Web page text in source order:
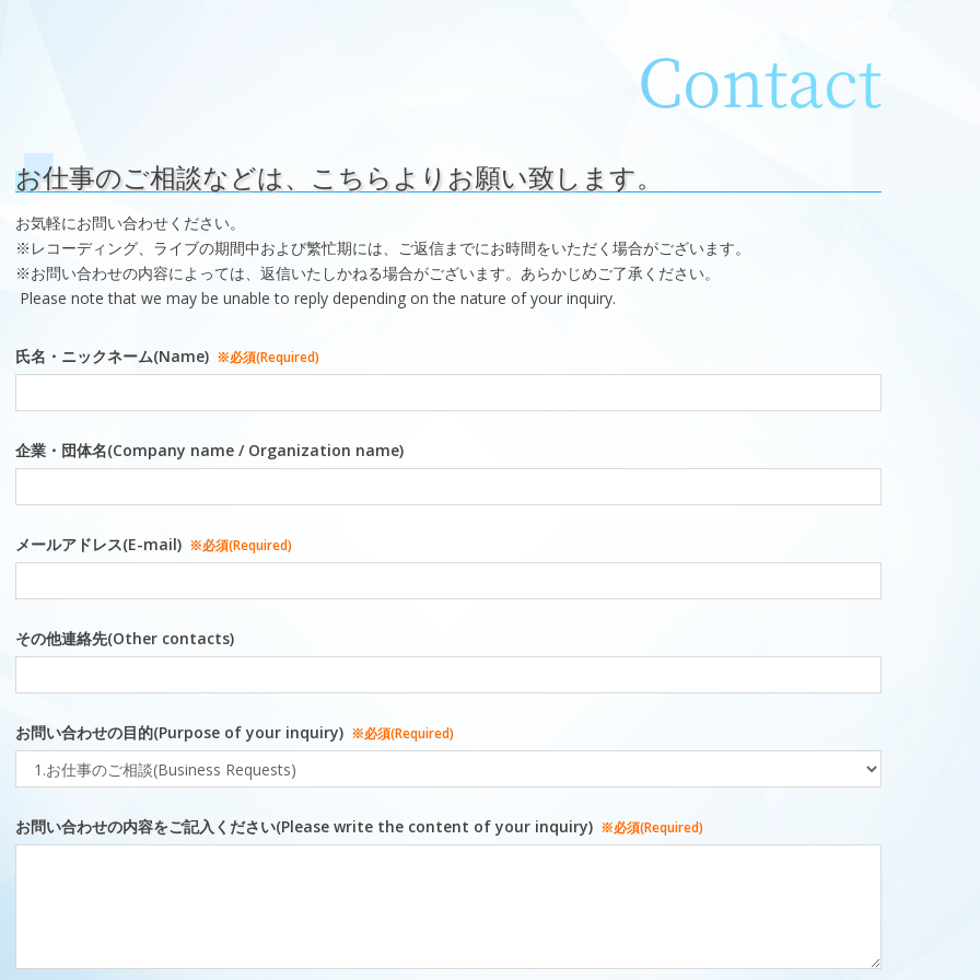
Contact
2019
年
月
9
日
admin
お仕事のご相談などは、こちらよりお願い致します。
お気軽にお問い合わせください。
※レコーディング、ライブの期間中および繁忙期には、ご返信までにお時間をいただく場合がございます。
※お問い合わせの内容によっては、返信いたしかねる場合がございます。あらかじめご了承ください。
Please note that we may be unable to reply depending on the nature of your inquiry.
氏名・ニックネーム(Name) ※必須(Required)
企業・団体名(Company name / Organization name)
メールアドレス(E-mail) ※必須(Required)
その他連絡先(Other contacts)
お問い合わせの目的(Purpose of your inquiry) ※必須(Required)
お問い合わせの内容をご記入ください(Please write the content of your inquiry) ※必須(Required)